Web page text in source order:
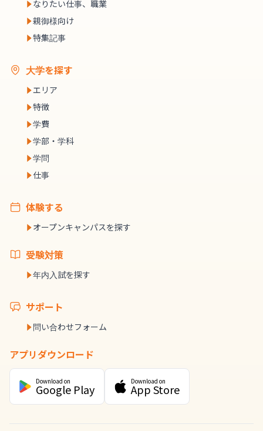
なりたい仕事、職業
親御様向け
特集記事
大学を探す
エリア
特徴
学費
学部・学科
学問
仕事
体験する
オープンキャンパスを探す
受験対策
年内入試を探す
サポート
問い合わせフォーム
アプリダウンロード
Download on
Google Play
Download on
App Store